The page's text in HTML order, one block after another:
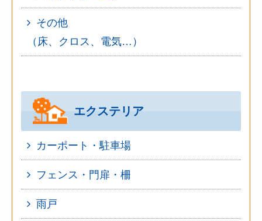
その他
（床、クロス、電気…）
エクステリア
カーポート・駐車場
フェンス・門扉・柵
雨戸